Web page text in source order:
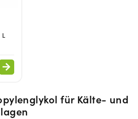
L
für Kälte- und